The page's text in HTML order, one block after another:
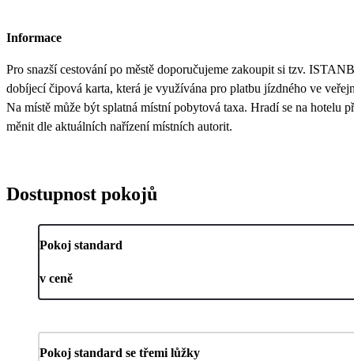
Informace
Pro snazší cestování po městě doporučujeme zakoupit si tzv.
dobíjecí čipová karta, která je využívána pro platbu jízdného ve
Na místě může být splatná místní pobytová taxa. Hradí se na hotelu
měnit dle aktuálních nařízení místních autorit.
Dostupnost pokojů
Pokoj standard
v ceně
Pokoj standard se třemi lůžky